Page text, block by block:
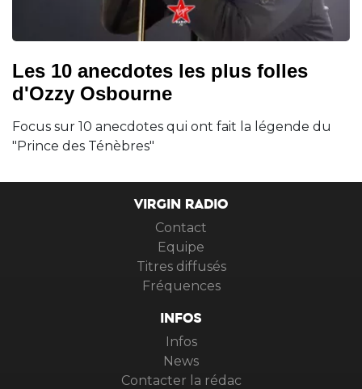
Les 10 anecdotes les plus folles
d'Ozzy Osbourne
Focus sur 10 anecdotes qui ont fait la légende du
"Prince des Ténèbres"
VIRGIN RADIO
Contact
Equipe
Titres diffusés
Fréquences
INFOS
Infos
News
Contacter la rédac